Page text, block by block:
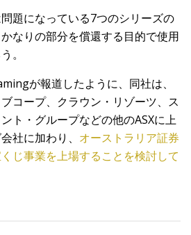
題になっている7つのシリーズの
なりの部分を償還する目的で使用
。
が報道したように、同社は、
コープ、クラウン・リゾーツ、ス
ト・グループなどの他のASXに上
社に加わり、 オーストラリア証券
じ事業を上場することを検討して